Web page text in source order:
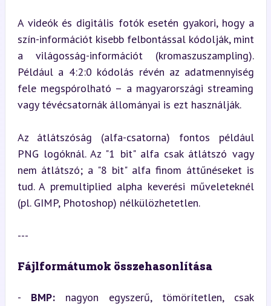
A videók és digitális fotók esetén gyakori, hogy a
szín-információt kisebb felbontással kódolják, mint
a világosság-információt (kromaszuszampling).
Például a 4:2:0 kódolás révén az adatmennyiség
fele megspórolható – a magyarországi streaming
vagy tévécsatornák állományai is ezt használják.
Az átlátszóság (alfa-csatorna) fontos például
PNG logóknál. Az "1 bit" alfa csak átlátszó vagy
nem átlátszó; a "8 bit" alfa finom áttűnéseket is
tud. A premultiplied alpha keverési műveleteknél
(pl. GIMP, Photoshop) nélkülözhetetlen.
---
Fájlformátumok összehasonlítása
- BMP: nagyon egyszerű, tömörítetlen, csak